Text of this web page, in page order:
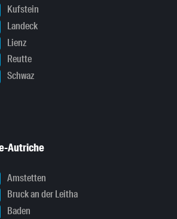
Kufstein
Landeck
Lienz
Reutte
Schwaz
Autriche
Amstetten
Bruck an der Leitha
Baden